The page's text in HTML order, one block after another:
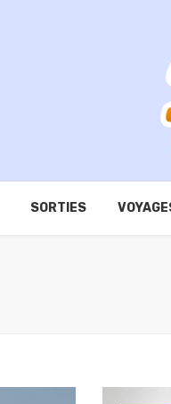
SORTIES